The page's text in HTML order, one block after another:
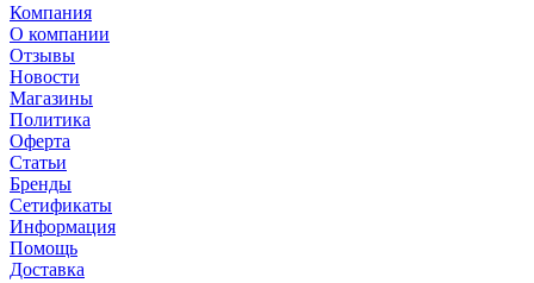
Компания
О компании
Отзывы
Новости
Магазины
Политика
Оферта
Статьи
Бренды
Сетификаты
Информация
Помощь
Доставка